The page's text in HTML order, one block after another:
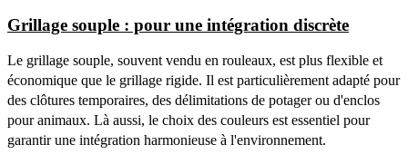
Grillage souple : pour une intégration discrète
Le grillage souple, souvent vendu en rouleaux, est plus flexible et
économique que le grillage rigide. Il est particulièrement adapté pour
des clôtures temporaires, des délimitations de potager ou d'enclos
pour animaux. Là aussi, le choix des couleurs est essentiel pour
garantir une intégration harmonieuse à l'environnement.